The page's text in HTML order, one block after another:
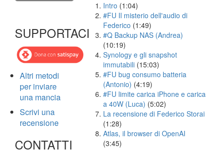
SUPPORTACI
Altri metodi
per inviare
una mancia
Scrivi una
recensione
CONTATTI
Intro (1:04)
#FU Il misterio dell'audio di
Federico (1:49)
#Q Backup NAS (Andrea)
(10:19)
Synology e gli snapshot
immutabili (15:03)
#FU bug consumo batteria
(Antonio) (4:19)
#FU limite carica iPhone e carica
a 40W (Luca) (5:02)
La recensione di Federico Storai
(1:28)
Atlas, il browser di OpenAI
(3:45)